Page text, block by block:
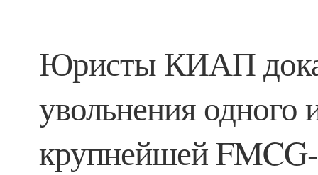
Юристы КИАП
увольнения одного
крупнейшей